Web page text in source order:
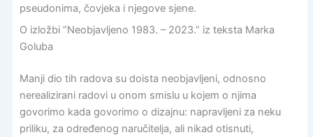
pseudonima, čovjeka i njegove sjene.
O izložbi “Neobjavljeno 1983. – 2023.” iz teksta Marka
Goluba
Manji dio tih radova su doista neobjavljeni, odnosno
nerealizirani radovi u onom smislu u kojem o njima
govorimo kada govorimo o dizajnu: napravljeni za neku
priliku, za određenog naručitelja, ali nikad otisnuti,